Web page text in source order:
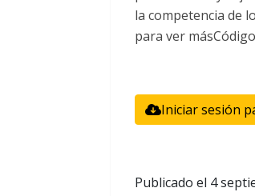
la competencia de
para ver
Iniciar sesión
Publicado el 4